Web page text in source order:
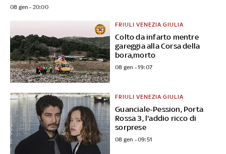
08 gen - 20:00
Colto da infarto mentre
gareggia alla Corsa della
bora,morto
FRIULI VENEZIA GIULIA
08 gen - 19:07
Guanciale-Pession, Porta
Rossa 3, l'addio ricco di
sorprese
FRIULI VENEZIA GIULIA
08 gen - 09:51